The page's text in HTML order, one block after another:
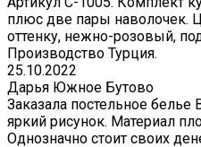
плюс две пары наволочек.
оттенку, нежно-розовый,
Производство Турция.
25.10.2022
Дарья Южное Бутово
Заказала постельное
яркий рисунок. Материал
Однозначно стоит своих